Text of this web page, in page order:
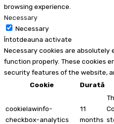
browsing experience.
Necessary
Necessary
Întotdeauna activate
Necessary cookies are
function properly. These cookies
security features of the website,
Cookie
Durată
cookielawinfo-
checkbox-analytics
11
months